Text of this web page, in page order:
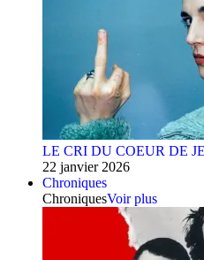
LE CRI DU COEUR DE
22 janvier 2026
Chroniques
ChroniquesVoir plus